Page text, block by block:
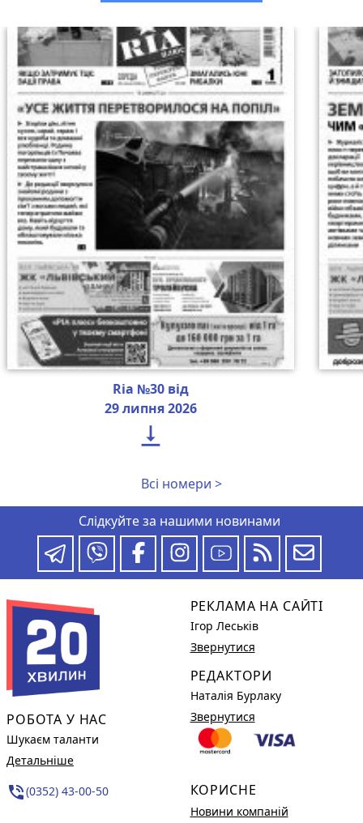
Ria №30 від
29 липня 2026

Всі номери >
Слідкуйте за нашими новинами
РОБОТА У НАС
Шукаєм таланти
Детальніше
phone_in_talk(0352) 43-00-50
РЕКЛАМА НА САЙТІ
Ігор Леськів
Звернутися
РЕДАКТОРИ
Наталія Бурлаку
Звернутися
КОРИСНЕ
Новини компаній